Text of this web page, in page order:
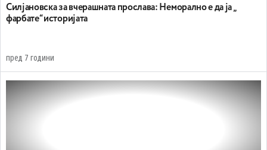
Силјановска за вчерашната прослава: Неморално е да ја „
фарбате“ историјата
пред 7 години